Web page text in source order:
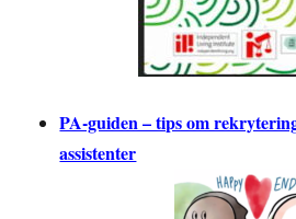
PA-guiden – tips om
assistenter